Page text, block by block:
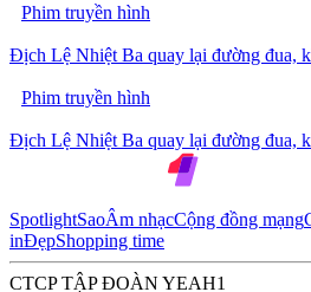
Phim truyền hình
Địch Lệ Nhiệt Ba quay lại đường đua,
Phim truyền hình
Địch Lệ Nhiệt Ba quay lại đường đua,
SpotlightSaoÂm nhạcCộng đồng mạng
inĐẹpShopping time
CTCP TẬP ĐOÀN YEAH1